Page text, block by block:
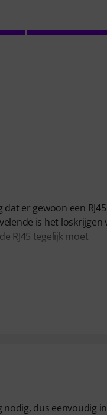
er gewoon een RJ45
is het loskrijgen
RJ45 tegelijk moet
dus eenvoudig in